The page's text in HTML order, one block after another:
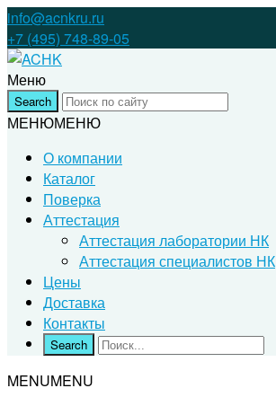
info@acnkru.ru
+7 (495) 748-89-05
Меню
МЕНЮМЕНЮ
О компании
Каталог
Поверка
Аттестация
Аттестация лаборатории НК
Аттестация специалистов НК
Цены
Доставка
Контакты
MENUMENU